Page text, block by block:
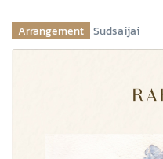
Arrangement Sudsaijai